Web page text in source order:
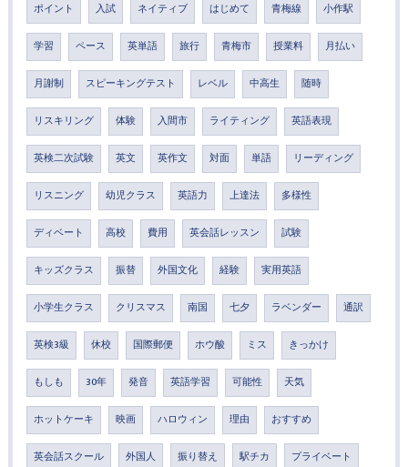
ポイント 入試 ネイティブ はじめて 青梅線 小作駅
学習 ペース 英単語 旅行 青梅市 授業料 月払い
月謝制 スピーキングテスト レベル 中高生 随時
リスキリング 体験 入間市 ライティング 英語表現
英検二次試験 英文 英作文 対面 単語 リーディング
リスニング 幼児クラス 英語力 上達法 多様性
ディベート 高校 費用 英会話レッスン 試験
キッズクラス 振替 外国文化 経験 実用英語
小学生クラス クリスマス 南国 七夕 ラベンダー 通訳
英検3級 休校 国際郵便 ホウ酸 ミス きっかけ
もしも 30年 発音 英語学習 可能性 天気
ホットケーキ 映画 ハロウィン 理由 おすすめ
英会話スクール 外国人 振り替え 駅チカ プライベート